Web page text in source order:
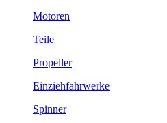
Motoren
Teile
Propeller
Einziehfahrwerke
Spinner